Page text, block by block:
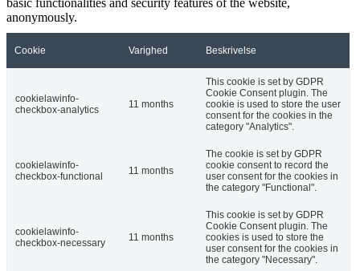
anonymously.
Cookie Varighed Beskrivelse
cookielawinfo-
checkbox-analytics
11 months
This cookie is set by GDPR
Cookie Consent plugin. The
cookie is used to store the user
consent for the cookies in the
category "Analytics".
cookielawinfo-
checkbox-functional
11 months
The cookie is set by GDPR
cookie consent to record the
user consent for the cookies in
the category "Functional".
cookielawinfo-
checkbox-necessary
11 months
This cookie is set by GDPR
Cookie Consent plugin. The
cookies is used to store the
user consent for the cookies in
the category "Necessary".